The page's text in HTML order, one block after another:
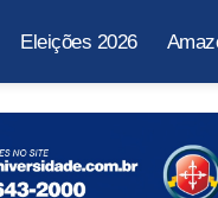
Eleições 2026